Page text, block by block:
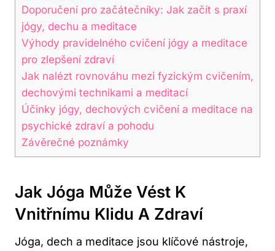
Doporučení pro začátečníky: Jak začít s praxí
jógy, dechu a meditace
Výhody pravidelného cvičení jógy a meditace
pro zlepšení zdraví
Jak nalézt rovnováhu mezi fyzickým cvičením,
dechovými technikami a meditací
Účinky jógy, dechových cvičení a meditace na
psychické zdraví a pohodu
Závěrečné poznámky
Jak Jóga Může Vést K
Vnitřnímu Klidu A Zdraví
Jóga, dech a meditace jsou klíčové nástroje,